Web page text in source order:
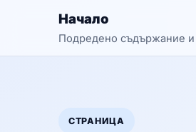
Начало
Подредено съдържание и
СТРАНИЦА